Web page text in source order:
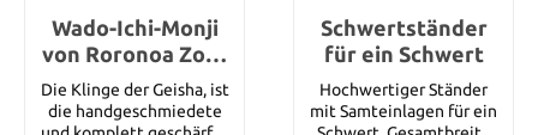
Wado-Ichi-Monji
von Roronoa Zoro
Katana -
Handgeschmiedet
Die Klinge der Geisha, ist
die handgeschmiedete
Schwertständer
für ein Schwert
Hochwertiger Ständer
mit Samteinlagen für ein